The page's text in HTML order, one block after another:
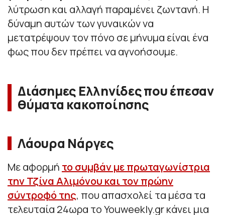
λύτρωση και αλλαγή παραμένει ζωντανή. Η
δύναμη αυτών των γυναικών να
μετατρέψουν τον πόνο σε μήνυμα είναι ένα
φως που δεν πρέπει να αγνοήσουμε.
Διάσημες Ελληνίδες που έπεσαν
θύματα κακοποίησης
Λάουρα Νάργες
Με αφορμή το συμβάν με πρωταγωνίστρια
την Τζίνα Αλιμόνου και τον πρώην
σύντροφό της, που απασχολεί τα μέσα τα
τελευταία 24ωρα το Youweekly.gr κάνει μια